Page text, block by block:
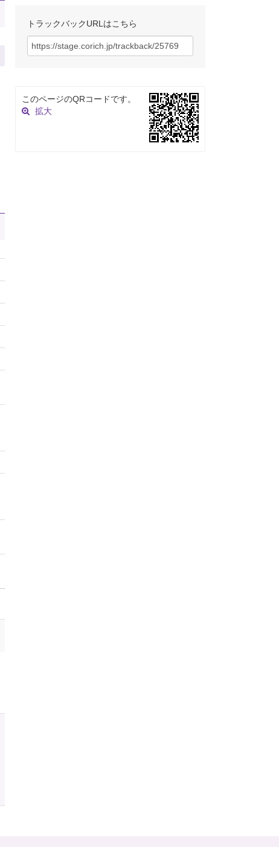
トラックバックURLはこちら
このページのQRコードです。
拡大